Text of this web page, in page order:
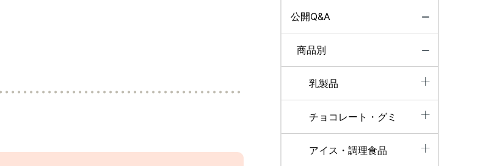
公開Q&A
商品別
乳製品
チョコレート・グミ
アイス・調理食品